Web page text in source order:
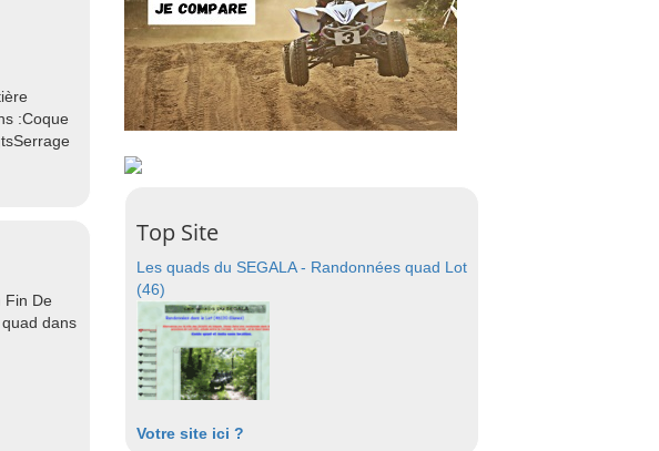
:Coque
Fin De
dans
Top Site
Les quads du SEGALA - Randonnées quad Lot
(46)
Votre site ici ?